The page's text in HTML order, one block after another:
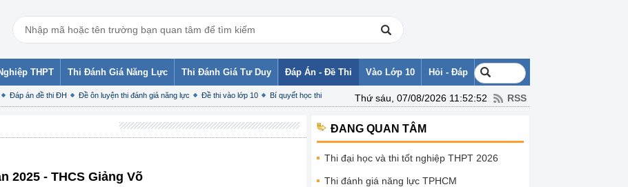
THPT Thi Đánh Giá Năng Lực Thi Đánh Giá Tư Duy Đáp Án - Đề Thi
Đáp án đề thi ĐH Đề ôn luyện thi đánh giá năng lực Đề thi vào lớp 10 Bí quyết học thi
Vào Lớp 10 Hỏi - Đáp
Thứ sáu, 07/08/2026 11:52:52 RSS
2025 - THCS Giảng Võ
ĐANG QUAN TÂM
Thi đại học và thi tốt nghiệp THPT 2026
Thi đánh giá năng lực TPHCM